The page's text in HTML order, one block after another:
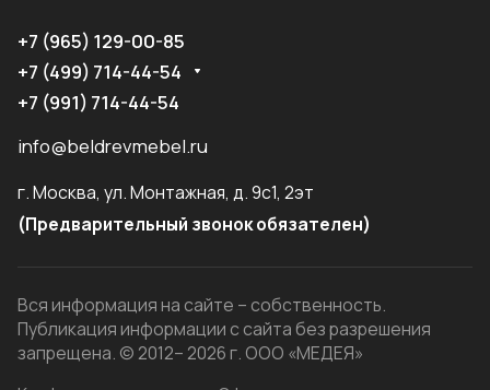
+7 (965) 129-00-85
+7 (499) 714-44-54
+7 (991) 714-44-54
info@beldrevmebel.ru
г. Москва, ул. Монтажная, д. 9с1, 2эт
(Предварительный звонок обязателен)
Вся информация на сайте – собственность.
Публикация информации с сайта без разрешения
запрещена. © 2012– 2026 г. ООО «МЕДЕЯ»